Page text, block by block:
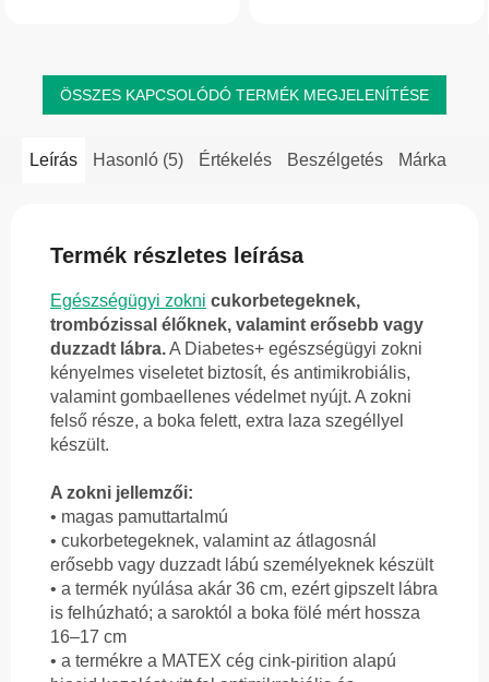
ÖSSZES KAPCSOLÓDÓ TERMÉK MEGJELENÍTÉSE
Leírás Hasonló (5) Értékelés Beszélgetés Márka
Termék részletes leírása
Egészségügyi zokni cukorbetegeknek,
trombózissal élőknek, valamint erősebb vagy
duzzadt lábra.A Diabetes+ egészségügyi zokni
kényelmes viseletet biztosít, és antimikrobiális,
valamint gombaellenes védelmet nyújt. A zokni
felső része, a boka felett, extra laza szegéllyel
készült.
A zokni jellemzői:
• magas pamuttartalmú
• cukorbetegeknek, valamint az átlagosnál
erősebb vagy duzzadt lábú személyeknek készült
• a termék nyúlása akár 36 cm, ezért gipszelt lábra
is felhúzható; a saroktól a boka fölé mért hossza
16–17 cm
• a termékre a MATEX cég cink-pirition alapú